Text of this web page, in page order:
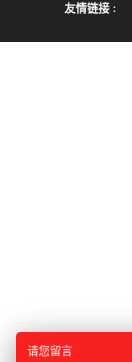
友情链接 :
请您留言